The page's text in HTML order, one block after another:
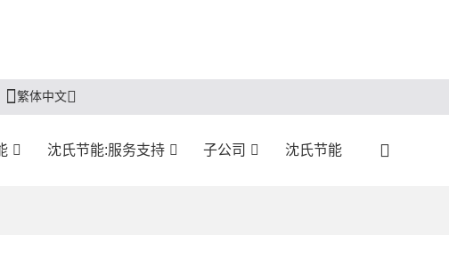
繁体中文
沈氏节能:服务支持 子公司 沈氏节能